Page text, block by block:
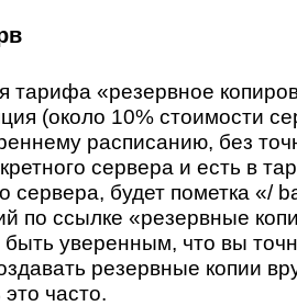
тарифа «резервное
(около 10% стоимости
расписанию, без
сервера и есть в
сервера, будет пометка «/
по ссылке «резервные
быть уверенным, что вы
резервные копии
часто.